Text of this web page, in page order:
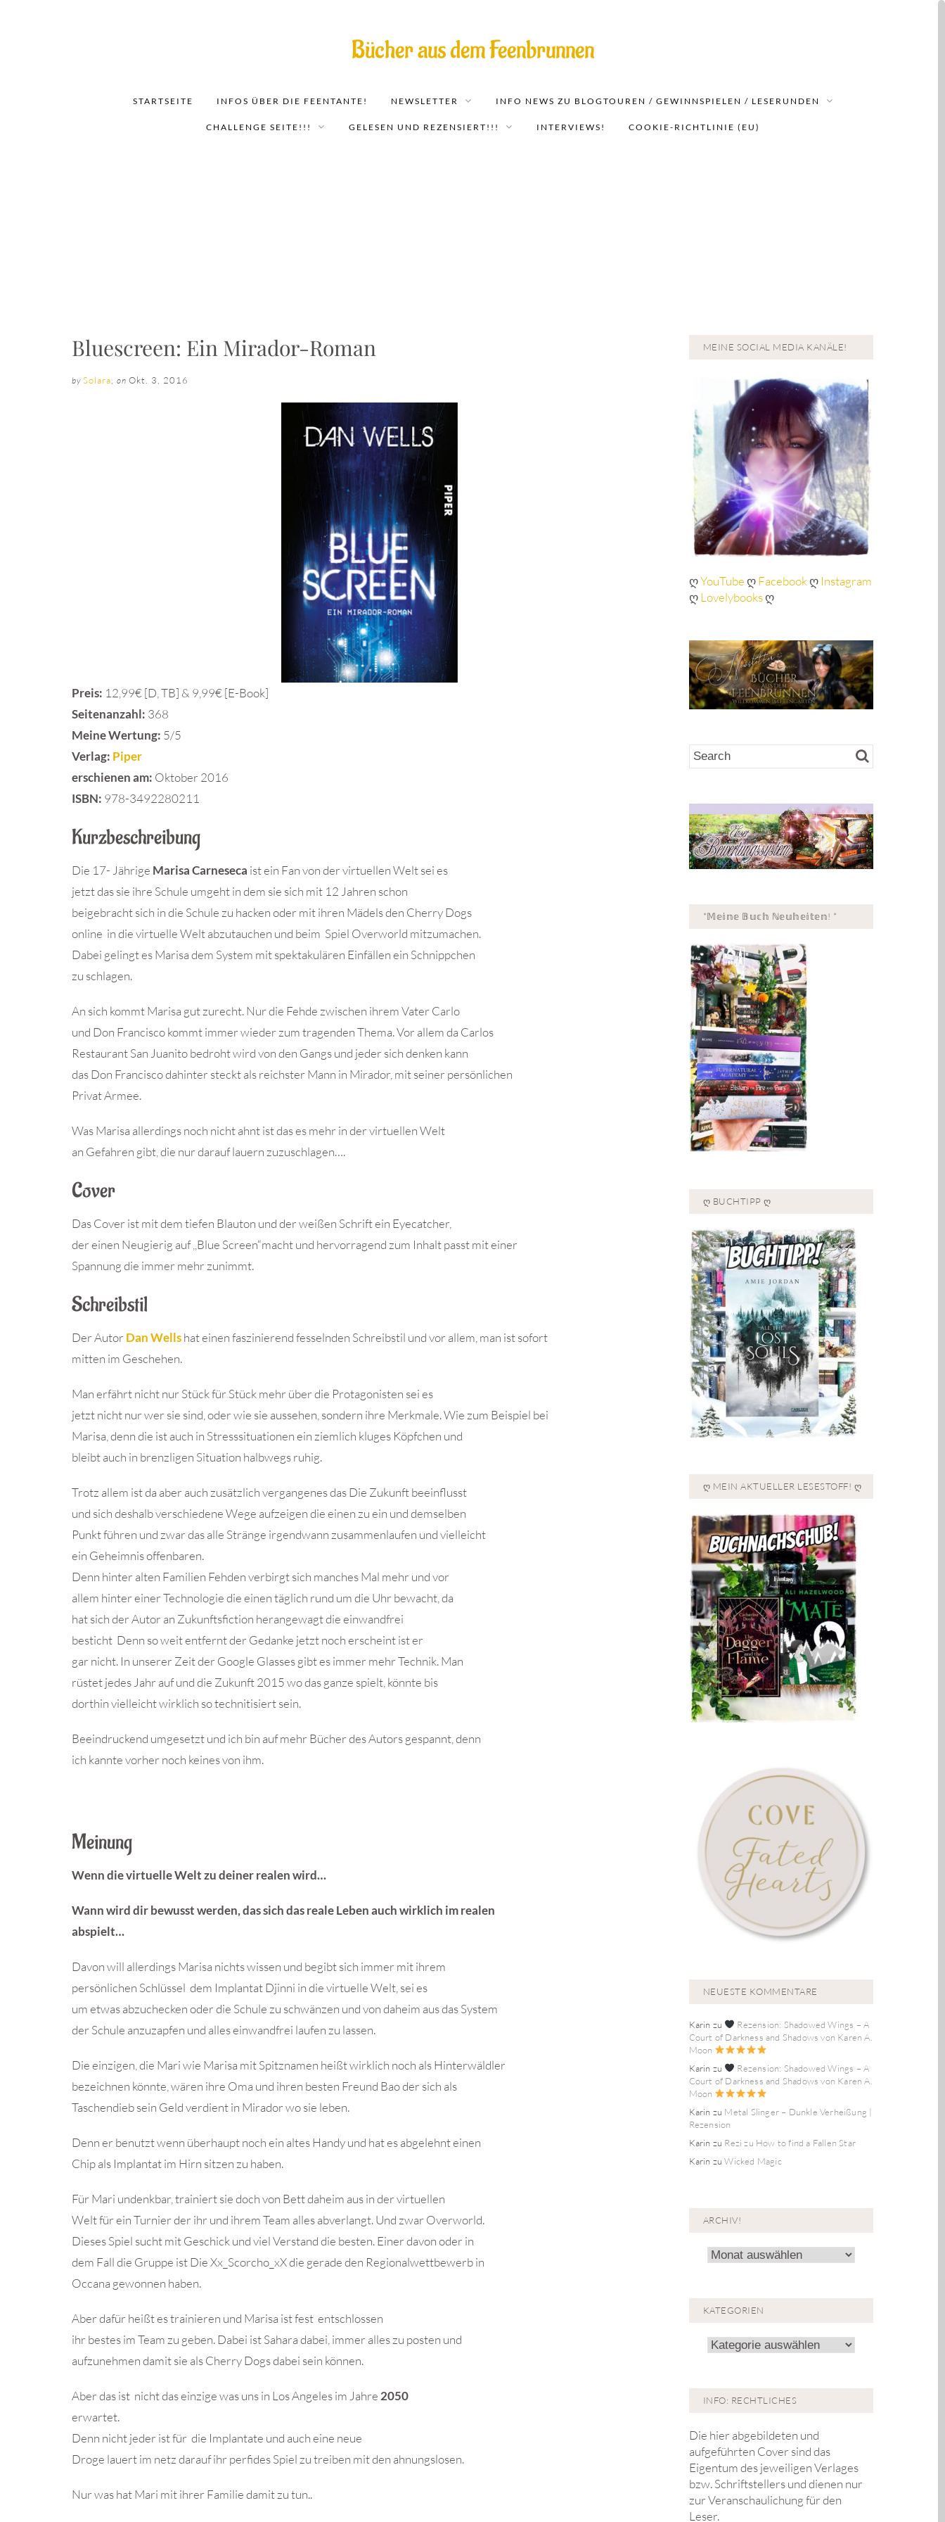
Bücher aus dem Feenbrunnen
STARTSEITE INFOS ÜBER DIE FEENTANTE! NEWSLETTER INFO NEWS ZU BLOGTOUREN / GEWINNSPIELEN / LESERUNDEN
CHALLENGE SEITE!!! GELESEN UND REZENSIERT!!! INTERVIEWS! COOKIE-RICHTLINIE (EU)
Bluescreen: Ein Mirador-Roman
by Solara on Okt. 3, 2016
Preis: 12,99€ [D, TB] & 9,99€ [E-Book]
Seitenanzahl: 368
Meine Wertung: 5/5
Verlag: Piper
erschienen am: Oktober 2016
ISBN: 978-3492280211
Kurzbeschreibung
Die 17- Jährige Marisa Carneseca ist ein Fan von der virtuellen Welt sei es
jetzt das sie ihre Schule umgeht in dem sie sich mit 12 Jahren schon
beigebracht sich in die Schule zu hacken oder mit ihren Mädels den Cherry Dogs
online in die virtuelle Welt abzutauchen und beim Spiel Overworld mitzumachen.
Dabei gelingt es Marisa dem System mit spektakulären Einfällen ein Schnippchen
zu schlagen.
An sich kommt Marisa gut zurecht. Nur die Fehde zwischen ihrem Vater Carlo
und Don Francisco kommt immer wieder zum tragenden Thema. Vor allem da Carlos
Restaurant San Juanito bedroht wird von den Gangs und jeder sich denken kann
das Don Francisco dahinter steckt als reichster Mann in Mirador, mit seiner persönlichen
Privat Armee.
Was Marisa allerdings noch nicht ahnt ist das es mehr in der virtuellen Welt
an Gefahren gibt, die nur darauf lauern zuzuschlagen….
Cover
Das Cover ist mit dem tiefen Blauton und der weißen Schrift ein Eyecatcher,
der einen Neugierig auf ,,Blue Screen“macht und hervorragend zum Inhalt passt mit einer
Spannung die immer mehr zunimmt.
Schreibstil
Der Autor Dan Wellshat einen faszinierend fesselnden Schreibstil und vor allem, man ist sofort
mitten im Geschehen.
Man erfährt nicht nur Stück für Stück mehr über die Protagonisten sei es
jetzt nicht nur wer sie sind, oder wie sie aussehen, sondern ihre Merkmale. Wie zum Beispiel bei
Marisa, denn die ist auch in Stresssituationen ein ziemlich kluges Köpfchen und
bleibt auch in brenzligen Situation halbwegs ruhig.
Trotz allem ist da aber auch zusätzlich vergangenes das Die Zukunft beeinflusst
und sich deshalb verschiedene Wege aufzeigen die einen zu ein und demselben
Punkt führen und zwar das alle Stränge irgendwann zusammenlaufen und vielleicht
ein Geheimnis offenbaren.
Denn hinter alten Familien Fehden verbirgt sich manches Mal mehr und vor
allem hinter einer Technologie die einen täglich rund um die Uhr bewacht, da
hat sich der Autor an Zukunftsfiction herangewagt die einwandfrei
besticht Denn so weit entfernt der Gedanke jetzt noch erscheint ist er
gar nicht. In unserer Zeit der Google Glasses gibt es immer mehr Technik. Man
rüstet jedes Jahr auf und die Zukunft 2015 wo das ganze spielt, könnte bis
dorthin vielleicht wirklich so technitisiert sein.
Beeindruckend umgesetzt und ich bin auf mehr Bücher des Autors gespannt, denn
ich kannte vorher noch keines von ihm.
Meinung
Wenn die virtuelle Welt zu deiner realen wird…
Wann wird dir bewusst werden, das sich das reale Leben auch wirklich im realen
abspielt…
Davon will allerdings Marisa nichts wissen und begibt sich immer mit ihrem
persönlichen Schlüssel dem Implantat Djinni in die virtuelle Welt, sei es
um etwas abzuchecken oder die Schule zu schwänzen und von daheim aus das System
der Schule anzuzapfen und alles einwandfrei laufen zu lassen.
Die einzigen, die Mari wie Marisa mit Spitznamen heißt wirklich noch als Hinterwäldler
bezeichnen könnte, wären ihre Oma und ihren besten Freund Bao der sich als
Taschendieb sein Geld verdient in Mirador wo sie leben.
Denn er benutzt wenn überhaupt noch ein altes Handy und hat es abgelehnt einen
Chip als Implantat im Hirn sitzen zu haben.
Für Mari undenkbar, trainiert sie doch von Bett daheim aus in der virtuellen
Welt für ein Turnier der ihr und ihrem Team alles abverlangt. Und zwar Overworld.
Dieses Spiel sucht mit Geschick und viel Verstand die besten. Einer davon oder in
dem Fall die Gruppe ist Die Xx_Scorcho_xX die gerade den Regionalwettbewerb in
Occana gewonnen haben.
Aber dafür heißt es trainieren und Marisa ist fest entschlossen
ihr bestes im Team zu geben. Dabei ist Sahara dabei, immer alles zu posten und
aufzunehmen damit sie als Cherry Dogs dabei sein können.
Aber das ist nicht das einzige was uns in Los Angeles im Jahre2050
erwartet.
Denn nicht jeder ist für die Implantate und auch eine neue
Droge lauert im netz darauf ihr perfides Spiel zu treiben mit den ahnungslosen.
Nur was hat Mari mit ihrer Familie damit zu tun..
MEINE SOCIAL MEDIA KANÄLE!
ღYouTubeღFacebookღ Instagram
ღLovelybooksღ
*𝕄𝕖𝕚𝕟𝕖 𝔹𝕦𝕔𝕙 ℕ𝕖𝕦𝕙𝕖𝕚𝕥𝕖𝕟! *
Ღ BUCHTIPP Ღ
Ღ MEIN AKTUELLER LESESTOFF! Ღ
NEUESTE KOMMENTARE
Karin zu
Rezension: Shadowed Wings – A
Court of Darkness and Shadows von Karen A.
Moon
Karin zu
Rezension: Shadowed Wings – A
Court of Darkness and Shadows von Karen A.
Moon
Karin zu Metal Slinger – Dunkle Verheißung |
Rezension
Karin zu Rezi zu How to find a Fallen Star
Karin zuWicked Magic
ARCHIV!
Archiv!
KATEGORIEN
Kategorien
INFO: RECHTLICHES
Die hier abgebildeten und
aufgeführten Cover sind das
Eigentum des jeweiligen Verlages
bzw. Schriftstellers und dienen nur
zur Veranschaulichung für den
Leser.